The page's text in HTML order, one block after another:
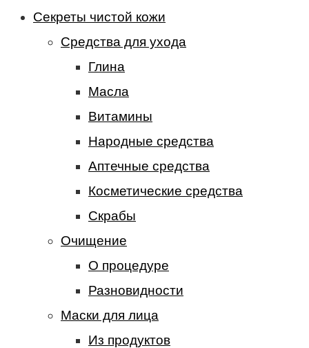
Секреты чистой кожи
Средства для ухода
Глина
Масла
Витамины
Народные средства
Аптечные средства
Косметические средства
Скрабы
Очищение
О процедуре
Разновидности
Маски для лица
Из продуктов